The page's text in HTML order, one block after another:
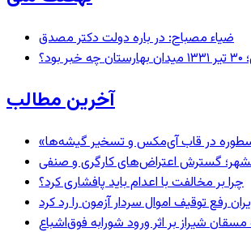
ضیاء مصباح: در باره دولت دکتر مصدق
آخرین مطالب
اسطوره در قاب آی‌مکس و تسخیر گیشه‌ها
گسترش اعتراض‌های کارگری و صنفی
چرا بر مخالفت با اعدام باید پافشاری کرد؟
رفع توقیف اموال سردار آزمون را رد کرد